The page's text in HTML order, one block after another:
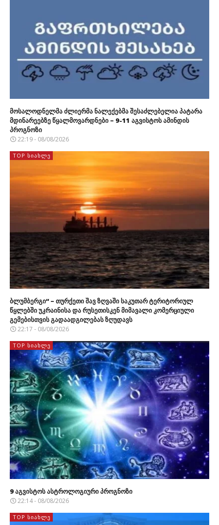
მოსალოდნელმა ძლიერმა ნალექებმა შესაძლებელია პატარა
მდინარეებზე წყალმოვარდნები – 9-11 აგვისტოს ამინდის
პროგნოზი
22:19 - 08/08/2026
TOP ᲡᲘᲐᲮᲚᲔ
ბლუმბერგი“ – თურქეთი შავ ზღვაში საკუთარ ტერიტორიულ
წყლებში უკრაინისა და რუსეთისკენ მიმავალი კომერციული
გემებისთვის გადაადგილებას ზღუდავს
22:17 - 08/08/2026
TOP ᲡᲘᲐᲮᲚᲔ
9 აგვისტოს ასტროლოგიური პროგნოზი
22:14 - 08/08/2026
TOP ᲡᲘᲐᲮᲚᲔ